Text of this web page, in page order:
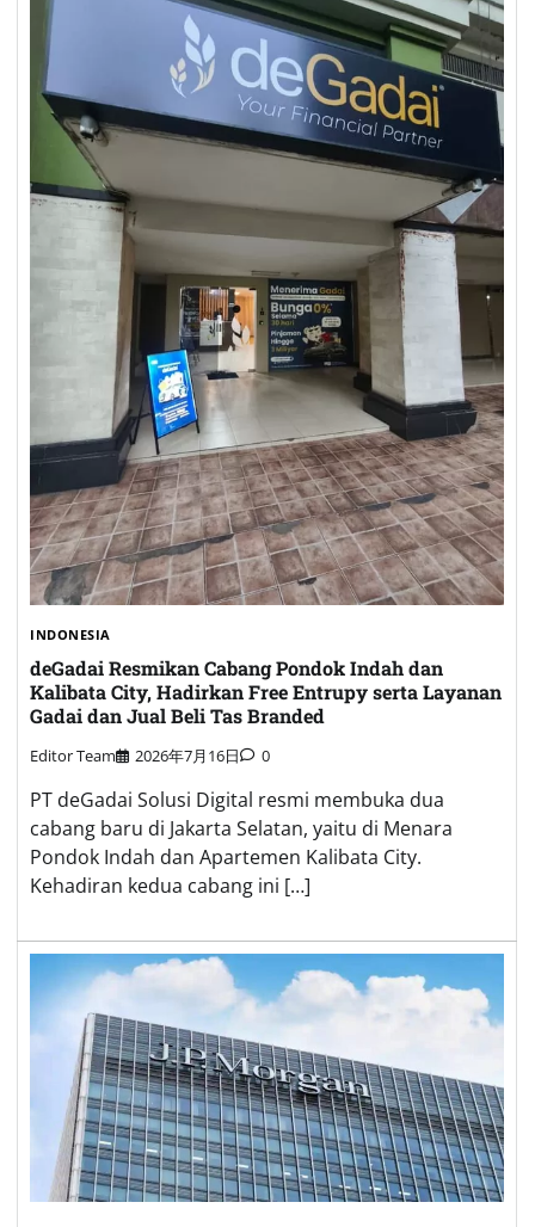
INDONESIA
deGadai Resmikan Cabang Pondok Indah dan
Kalibata City, Hadirkan Free Entrupy serta Layanan
Gadai dan Jual Beli Tas Branded
Editor Team 2026年7月16日 0
PT deGadai Solusi Digital resmi membuka dua
cabang baru di Jakarta Selatan, yaitu di Menara
Pondok Indah dan Apartemen Kalibata City.
Kehadiran kedua cabang ini […]